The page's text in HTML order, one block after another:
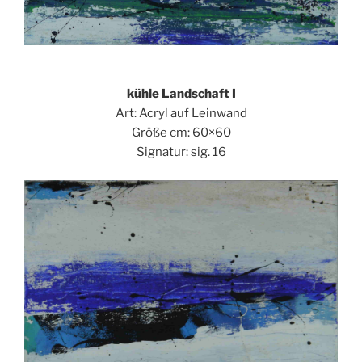
kühle Landschaft I
Art: Acryl auf Leinwand
Größe cm: 60×60
Signatur: sig. 16